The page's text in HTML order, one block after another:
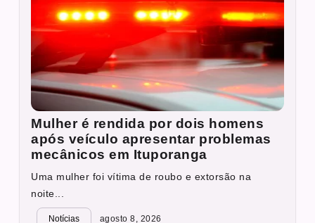
Mulher é rendida por dois homens
após veículo apresentar problemas
mecânicos em Ituporanga
Uma mulher foi vítima de roubo e extorsão na
noite...
Notícias agosto 8, 2026